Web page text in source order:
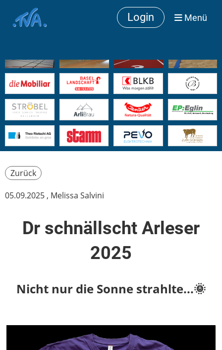
Login Menü
Zurück
05.09.2025 , Melissa Salvini
Dr schnällscht Arleser
2025
Nicht nur die Sonne strahlte...🌞